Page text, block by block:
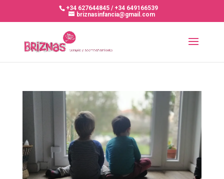
+34 627644845 / +34 649166539
briznasinfancia@gmail.com